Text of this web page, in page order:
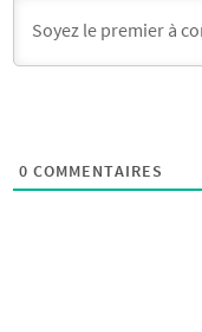
0 COMMENTAIRES